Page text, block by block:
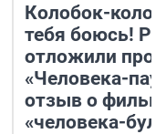
Колобок-
тебя боюсь!
отложили
«Человека-
отзыв о
«человека-